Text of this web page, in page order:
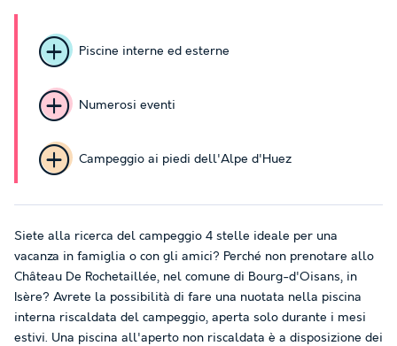
Piscine interne ed esterne
Numerosi eventi
Campeggio ai piedi dell'Alpe d'Huez
Siete alla ricerca del campeggio 4 stelle ideale per una
vacanza in famiglia o con gli amici? Perché non prenotare allo
Château De Rochetaillée, nel comune di Bourg-d'Oisans, in
Isère? Avrete la possibilità di fare una nuotata nella piscina
interna riscaldata del campeggio, aperta solo durante i mesi
estivi. Una piscina all'aperto non riscaldata è a disposizione dei